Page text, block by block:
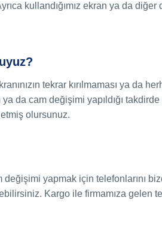
kullandığımız ekran ya da
tekrar kırılmaması ya da
da cam değişimi yapıldığı
olursunuz.
yapmak için telefonlarını
Kargo ile firmamıza gelen